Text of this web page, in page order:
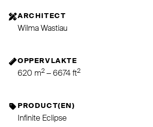
ARCHITECT
Wilma Wastiau
OPPERVLAKTE
620 m2 – 6674 ft2
PRODUCT(EN)
Infinite Eclipse